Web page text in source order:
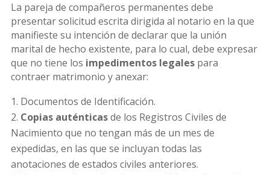
La pareja de compañeros permanentes debe
presentar solicitud escrita dirigida al notario en la que
manifieste su intención de declarar que la unión
marital de hecho existente, para lo cual, debe expresar
que no tiene los impedimentos legales para
contraer matrimonio y anexar:
Documentos de Identificación.
Copias auténticasde los Registros Civiles de
Nacimiento que no tengan más de un mes de
expedidas, en las que se incluyan todas las
anotaciones de estados civiles anteriores.